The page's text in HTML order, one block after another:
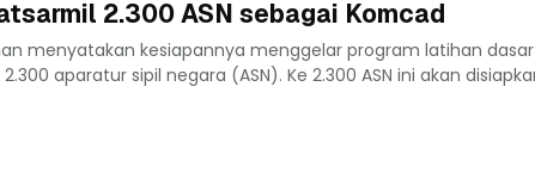
2.300 ASN sebagai Komcad
menyatakan kesiapannya menggelar program latihan
aparatur sipil negara (ASN). Ke 2.300 ASN ini akan